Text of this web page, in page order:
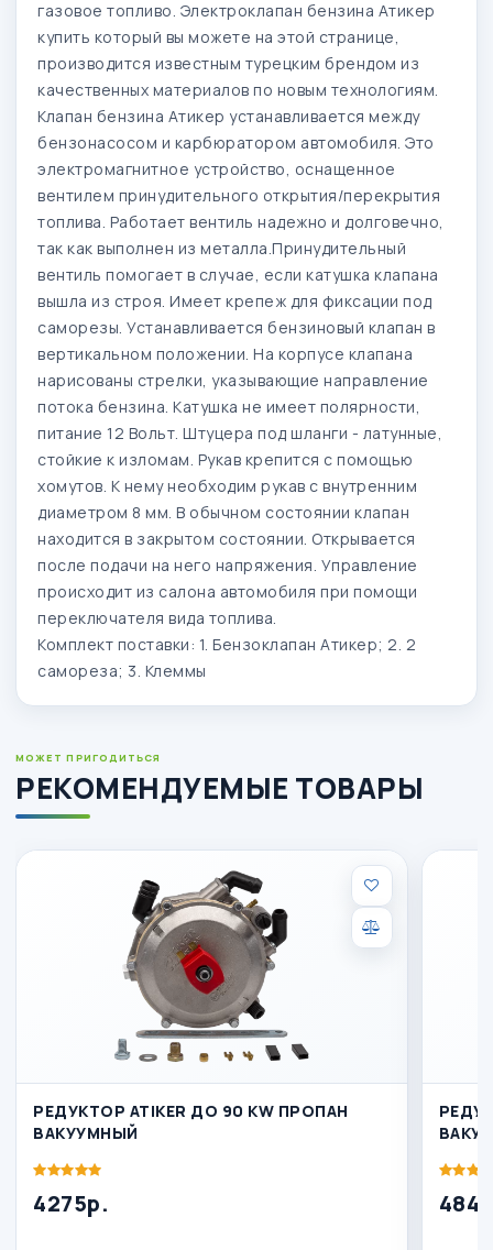
газовое топливо. Электроклапан бензина Атикер
купить который вы можете на этой странице,
производится известным турецким брендом из
качественных материалов по новым технологиям.
Клапан бензина Атикер устанавливается между
бензонасосом и карбюратором автомобиля. Это
электромагнитное устройство, оснащенное
вентилем принудительного открытия/перекрытия
топлива. Работает вентиль надежно и долговечно,
так как выполнен из металла.Принудительный
вентиль помогает в случае, если катушка клапана
вышла из строя. Имеет крепеж для фиксации под
саморезы. Устанавливается бензиновый клапан в
вертикальном положении. На корпусе клапана
нарисованы стрелки, указывающие направление
потока бензина. Катушка не имеет полярности,
питание 12 Вольт. Штуцера под шланги - латунные,
стойкие к изломам. Рукав крепится с помощью
хомутов. К нему необходим рукав с внутренним
диаметром 8 мм. В обычном состоянии клапан
находится в закрытом состоянии. Открывается
после подачи на него напряжения. Управление
происходит из салона автомобиля при помощи
переключателя вида топлива.
Комплект поставки: 1. Бензоклапан Атикер; 2. 2
самореза; 3. Клеммы
МОЖЕТ ПРИГОДИТЬСЯ
РЕКОМЕНДУЕМЫЕ ТОВАРЫ
РЕДУКТОР ATIKER ДО 90 KW ПРОПАН
ВАКУУМНЫЙ
4275р.